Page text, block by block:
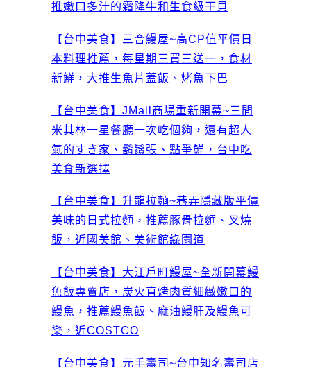
推嫩口多汁的霜降牛和生食級干貝
【台中美食】三合鰻屋~高CP值平價日
本料理推薦，每星期三買三送一，食材
新鮮，大推生魚片蓋飯、烤魚下巴
【台中美食】JMall商場重新開幕~三間
米其林一星餐廳一次吃個夠，還有超人
氣的すき家、鬍鬚張、點爭鮮，台中吃
美食新選擇
【台中美食】升龍拉麵~巷弄隱藏版平價
美味的日式拉麵，推薦豚骨拉麵、叉燒
飯，近國美館、美術館綠園道
【台中美食】大江戶町鰻屋~全新開幕鰻
魚飯專賣店，炭火直烤肉質細緻嫩口的
鰻魚，推薦鰻魚飯、麻油鰻肝及鰻魚可
樂，近COSTCO
【台中美食】元手壽司~台中知名壽司店